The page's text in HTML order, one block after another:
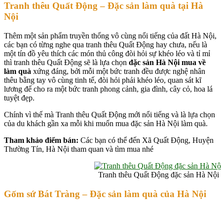
Tranh thêu Quất Động – Đặc sản làm quà tại Hà
Nội
Thêm một sản phẩm truyền thống vô cùng nổi tiếng của đất Hà Nội,
các bạn có từng nghe qua tranh thêu Quất Động hay chưa, nếu là
một tín đồ yêu thích các món thủ công đòi hỏi sự khéo léo và tỉ mỉ
thì tranh thêu Quất Động sẽ là lựa chọn đặc sản Hà Nội mua về
làm quà xứng đáng, bởi mỗi một bức tranh đều được nghệ nhân
thêu bằng tay vô cùng tinh tế, đòi hỏi phải khéo léo, quan sát kĩ
lương để cho ra một bức tranh phong cảnh, gia đình, cây cỏ, hoa lá
tuyệt đẹp.
Chính vì thế mà Tranh thêu Quất Động mới nổi tiếng và là lựa chọn
của du khách gần xa mỗi khi muốn mua đặc sản Hà Nội làm quà.
Tham khảo điểm bán: Các bạn có thể đến Xã Quất Động, Huyện
Thường Tín, Hà Nội tham quan và tìm mua nhé
Tranh thêu Quất Động đặc sản Hà Nội
Gốm sứ Bát Tràng – Đặc sản làm quà của Hà Nội